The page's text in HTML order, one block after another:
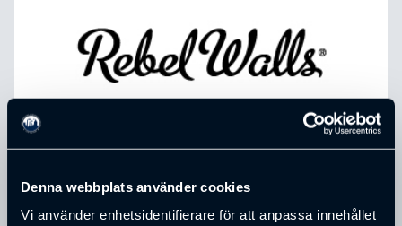
Denna webbplats använder cookies
Vi använder enhetsidentifierare för att anpassa innehållet